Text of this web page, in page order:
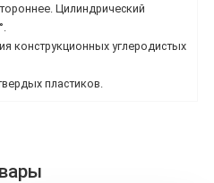
Цилиндрический
конструкционных углеродистых
пластиков.